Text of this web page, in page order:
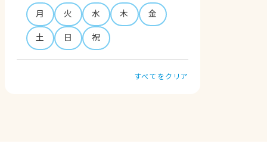
月 火 水 木
金
土
日 祝
すべてをクリア